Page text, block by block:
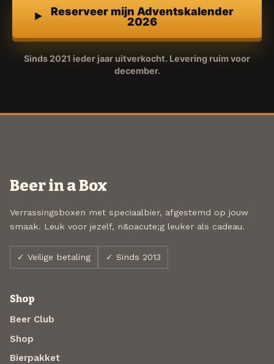
Reserveer mijn Adventskalender
2026
Sinds 2021 ieder jaar uitverkocht. Levering ruim voor
december.
Beer in a Box
Verrassingsboxen met speciaalbier, afgestemd op jouw
smaak. Leuk voor jezelf, n&oacute;g leuker als cadeau.
✓ Veilige betaling ✓ Sinds 2013
Shop
Beer Club
Shop
Bierpakket